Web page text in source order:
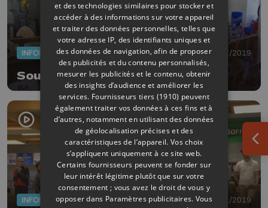
INFOS 17/12/2019
Souffler sa boule de Noël
INFOS 04/01/2019
et des technologies similaires pour stocker et
accéder à des informations sur votre appareil
et traiter des données personnelles, telles que
votre adresse IP, des identifiants uniques et
des données de navigation, afin de proposer
des publicités et du contenu personnalisés,
mesurer les publicités et le contenu, obtenir
des insights d’audience et améliorer les
services. Fournisseurs tiers (1910) peuvent
également traiter vos données à ces fins et à
d’autres, notamment en utilisant des données
de géolocalisation précises et des
caractéristiques de l’appareil. Vos choix
s’appliquent uniquement à ce site web.
Certains fournisseurs peuvent se fonder sur
leur intérêt légitime plutôt que sur votre
consentement ; vous avez le droit de vous y
opposer dans Paramètres publicitaires. Vous